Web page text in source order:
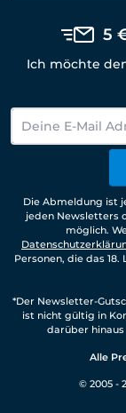
5
Ich möchte
Die Abmeldung ist
jeden Newsletters
möglich.
Personen, die das
*Der Newsletter-
ist nicht gültig in
darüber hinaus
Alle
© 2005 -